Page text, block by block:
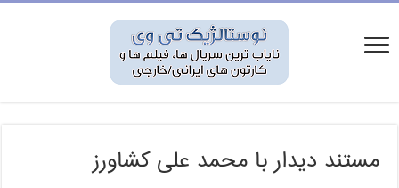
مستند دیدار با محمد علی کشاورز